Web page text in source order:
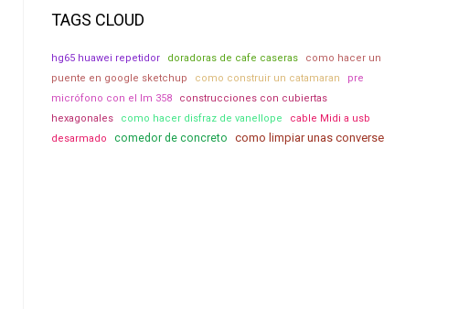
TAGS CLOUD
hg65 huawei repetidor doradoras de cafe caseras
como hacer un
puente en google sketchup
como construir un catamaran
pre
micrófono con el lm 358
construcciones con cubiertas
hexagonales
como hacer disfraz de vanellope
cable Midi a usb
desarmado
comedor de concreto como limpiar unas converse